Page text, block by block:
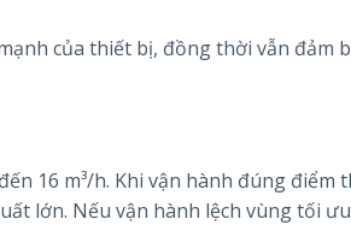
của thiết bị, đồng thời vẫn đảm
16 m³/h. Khi vận hành đúng điểm
lớn. Nếu vận hành lệch vùng tối